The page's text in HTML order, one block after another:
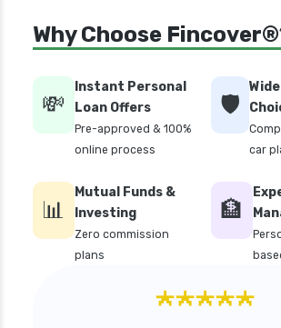
personal loan in chennai
personal loan in cochin
personal loan in coimbatore
personal loan in delhi
personal loan in kerala
personal loan in lucknow
personal loan in madurai
personal loan in maharashtra
Why Choose
💸
Instant Personal
Loan Offers
Pre-approved & 100%
online process
🛡️
car
📊
Mutual Funds &
Investing
Zero commission
plans
🏦
★★★★★